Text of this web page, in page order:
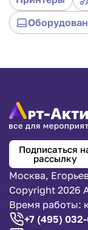
предлагает
делая его
Изящный
Подписаться
рассылку
Москва,
Copyright 2026
Время работы:
+7 (495)